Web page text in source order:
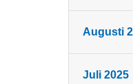
Augusti
Juli 2025